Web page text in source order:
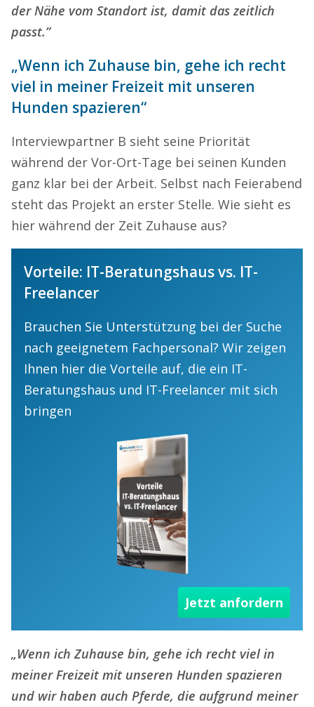
der Nähe vom Standort ist, damit das zeitlich
passt.”
„Wenn ich Zuhause bin, gehe ich recht
viel in meiner Freizeit mit unseren
Hunden spazieren“
Interviewpartner B sieht seine Priorität
während der Vor-Ort-Tage bei seinen Kunden
ganz klar bei der Arbeit. Selbst nach Feierabend
steht das Projekt an erster Stelle. Wie sieht es
hier während der Zeit Zuhause aus?
Vorteile: IT-Beratungshaus vs. IT-
Freelancer
Brauchen Sie Unterstützung bei der Suche
nach geeignetem Fachpersonal? Wir zeigen
Ihnen hier die Vorteile auf, die ein IT-
Beratungshaus und IT-Freelancer mit sich
bringen
Jetzt anfordern
„Wenn ich Zuhause bin, gehe ich recht viel in
meiner Freizeit mit unseren Hunden spazieren
und wir haben auch Pferde, die aufgrund meiner